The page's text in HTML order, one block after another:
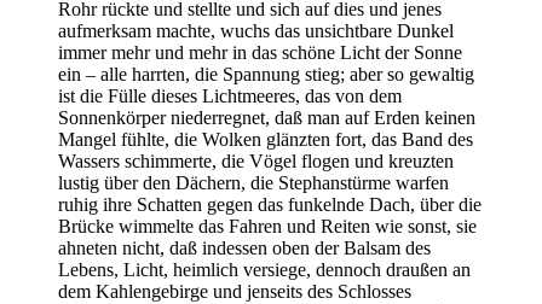
Rohr rückte und stellte und sich auf dies und jenes
aufmerksam machte, wuchs das unsichtbare Dunkel
immer mehr und mehr in das schöne Licht der Sonne
ein – alle harrten, die Spannung stieg; aber so gewaltig
ist die Fülle dieses Lichtmeeres, das von dem
Sonnenkörper niederregnet, daß man auf Erden keinen
Mangel fühlte, die Wolken glänzten fort, das Band des
Wassers schimmerte, die Vögel flogen und kreuzten
lustig über den Dächern, die Stephanstürme warfen
ruhig ihre Schatten gegen das funkelnde Dach, über die
Brücke wimmelte das Fahren und Reiten wie sonst, sie
ahneten nicht, daß indessen oben der Balsam des
Lebens, Licht, heimlich versiege, dennoch draußen an
dem Kahlengebirge und jenseits des Schlosses